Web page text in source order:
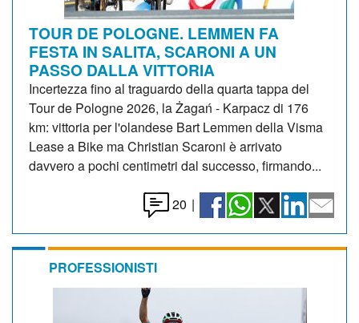
TOUR DE POLOGNE. LEMMEN FA
FESTA IN SALITA, SCARONI A UN
PASSO DALLA VITTORIA
Incertezza fino al traguardo della quarta tappa del
Tour de Pologne 2026, la Żagań - Karpacz di 176
km: vittoria per l'olandese Bart Lemmen della Visma
Lease a Bike ma Christian Scaroni è arrivato
davvero a pochi centimetri dal successo, firmando...
20 |
PROFESSIONISTI